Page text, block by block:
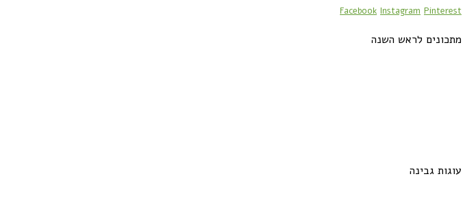
Facebook Instagram Pinterest
מתכונים לראש השנה
עוגות גבינה